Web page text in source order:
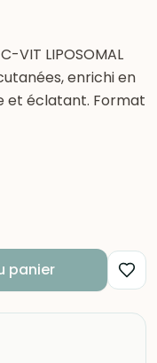
VIT LIPOSOMAL
enrichi en
et éclatant. Format
panier